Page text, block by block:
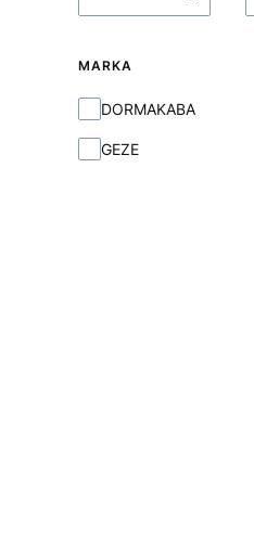
MARKA
MarkaDORMAKABA
GEZE